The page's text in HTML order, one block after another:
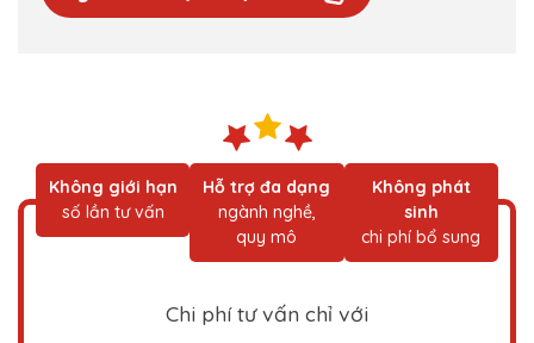
Không giới hạn
số lần tư vấn
Hỗ trợ đa dạng
ngành nghề,
quy mô
Không phát
sinh
chi phí bổ sung
Chi phí tư vấn chỉ với